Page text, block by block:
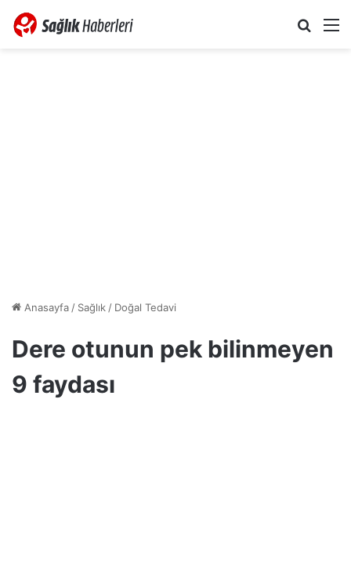
Anasayfa/ Sağlık/ Doğal Tedavi
Dere otunun pek bilinmeyen
9 faydası